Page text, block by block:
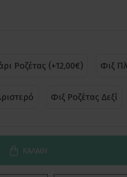
Ροζέτας (+12,00€) Φιξ
Φιξ Ροζέτας Δεξί
ΚΑΛΆΘΙ